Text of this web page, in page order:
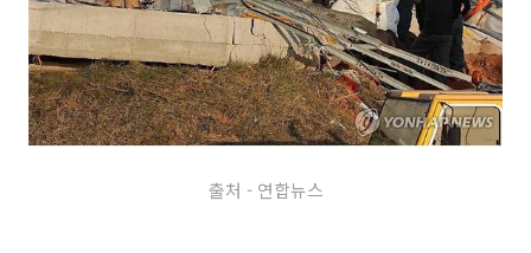
출처 - 연합뉴스